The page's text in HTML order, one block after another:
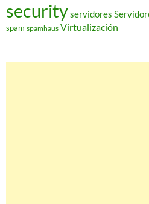
securityservidores
spam spamhaus Virtualización